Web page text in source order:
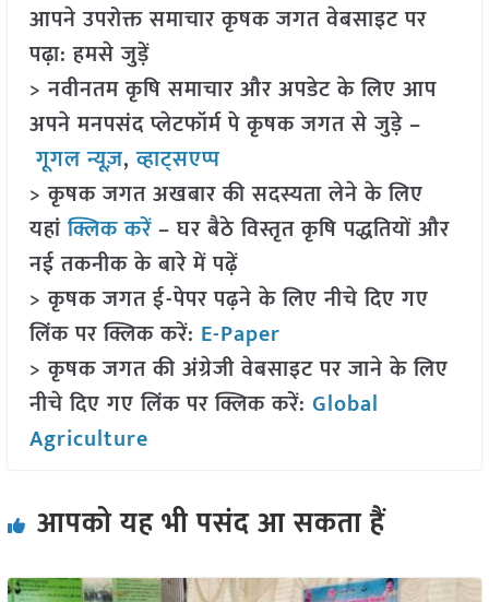
आपने उपरोक्त समाचार कृषक जगत वेबसाइट पर
पढ़ा: हमसे जुड़ें
> नवीनतम कृषि समाचार और अपडेट के लिए आप
अपने मनपसंद प्लेटफॉर्म पे कृषक जगत से जुड़े –
गूगल न्यूज़,व्हाट्सएप्प
> कृषक जगत अखबार की सदस्यता लेने के लिए
यहांक्लिक करें– घर बैठे विस्तृत कृषि पद्धतियों और
नई तकनीक के बारे में पढ़ें
> कृषक जगत ई-पेपर पढ़ने के लिए नीचे दिए गए
लिंक पर क्लिक करें: E-Paper
> कृषक जगत की अंग्रेजी वेबसाइट पर जाने के लिए
नीचे दिए गए लिंक पर क्लिक करें: Global
Agriculture
आपको यह भी पसंद आ सकता हैं